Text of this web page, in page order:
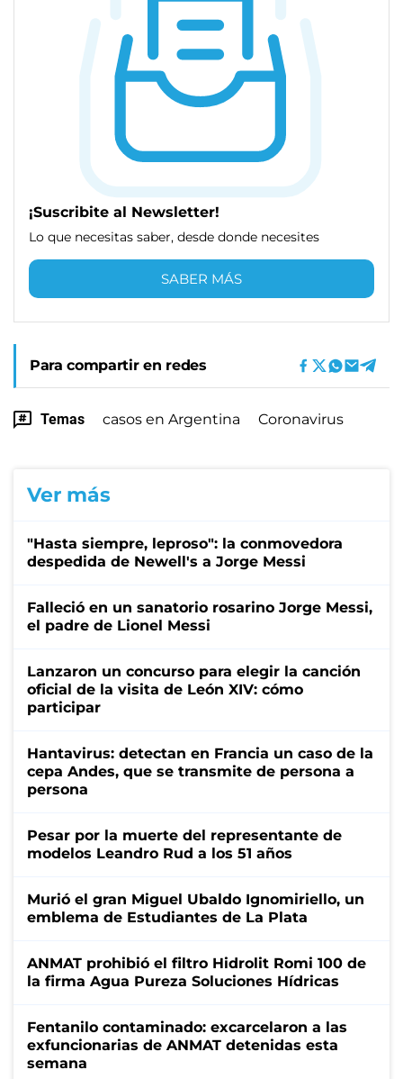
¡Suscribite al Newsletter!
Lo que necesitas saber, desde donde necesites
SABER MÁS
Para compartir en redes
Temas casos en Argentina Coronavirus
Ver más
"Hasta siempre, leproso": la conmovedora
despedida de Newell's a Jorge Messi
Falleció en un sanatorio rosarino Jorge Messi,
el padre de Lionel Messi
Lanzaron un concurso para elegir la canción
oficial de la visita de León XIV: cómo
participar
Hantavirus: detectan en Francia un caso de la
cepa Andes, que se transmite de persona a
persona
Pesar por la muerte del representante de
modelos Leandro Rud a los 51 años
Murió el gran Miguel Ubaldo Ignomiriello, un
emblema de Estudiantes de La Plata
ANMAT prohibió el filtro Hidrolit Romi 100 de
la firma Agua Pureza Soluciones Hídricas
Fentanilo contaminado: excarcelaron a las
exfuncionarias de ANMAT detenidas esta
semana